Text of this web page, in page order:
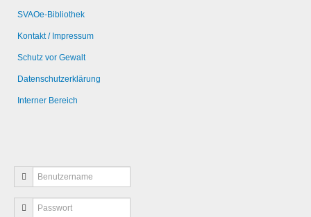
SVAOe-Bibliothek
Kontakt / Impressum
Schutz vor Gewalt
Datenschutzerklärung
Interner Bereich